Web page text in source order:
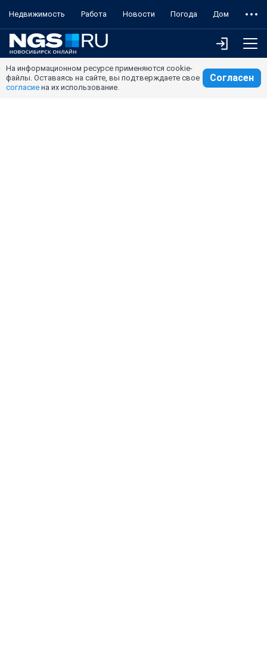
Недвижимость Работа Новости Погода Дом
На информационном ресурсе применяются cookie-
файлы. Оставаясь на сайте, вы подтверждаете свое
согласие на их использование.
Согласен